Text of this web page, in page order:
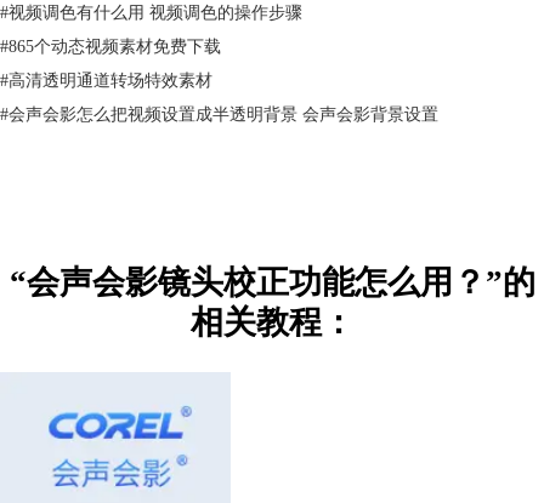
二、应用镜头校正功能
如图3所示，素材的选项面板配备了编辑、效果、色彩与镜头校正功能。
1、预置效果
预置效果是会声会影这款
#视频调色有什么用 视频调色的操作步骤
#865个动态视频素材免费下载
#高清透明通道转场特效素材
#会声会影怎么把视频设置成半透明背景 会声会影背景设置
“会声会影镜头校正功能怎么用？”的
相关教程：